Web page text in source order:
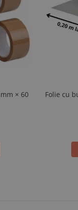
× 60
Folie cu